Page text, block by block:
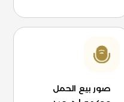
صور بيع الحمل